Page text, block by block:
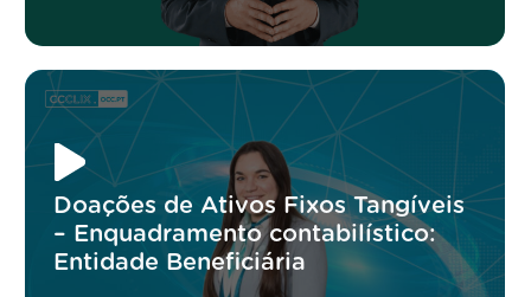
Doações de Ativos Fixos Tangíveis
– Enquadramento contabilístico:
Entidade Beneficiária